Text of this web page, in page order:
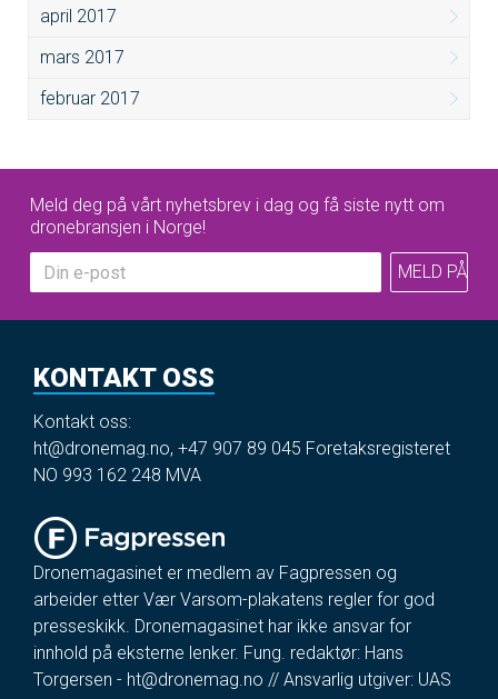
april 2017
mars 2017
februar 2017
Meld deg på vårt nyhetsbrev i dag og få siste nytt om
dronebransjen i Norge!
KONTAKT OSS
Kontakt oss:
ht@dronemag.no, +47 907 89 045 Foretaksregisteret
NO 993 162 248 MVA
Dronemagasinet er medlem av Fagpressen og
arbeider etter Vær Varsom-plakatens regler for god
presseskikk. Dronemagasinet har ikke ansvar for
innhold på eksterne lenker. Fung. redaktør: Hans
Torgersen - ht@dronemag.no // Ansvarlig utgiver: UAS